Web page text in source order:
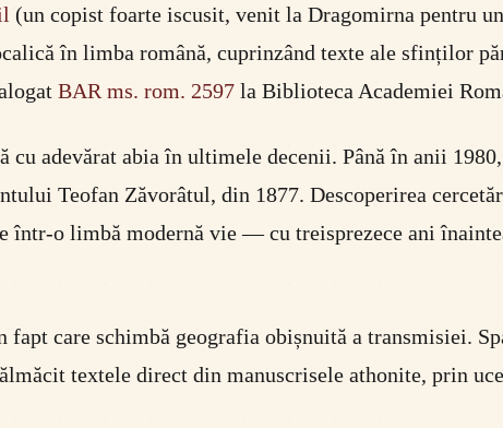
(un copist foarte iscusit, venit la Dragomirna pentru
în limba română, cuprinzând texte ale sfinților
BAR ms. rom. 2597 la Biblioteca Academiei
cu adevărat abia în ultimele decenii. Până în anii
Teofan Zăvorâtul, din 1877. Descoperirea
într-o limbă modernă vie — cu treisprezece ani
fapt care schimbă geografia obișnuită a transmisiei.
textele direct din manuscrisele athonite, prin